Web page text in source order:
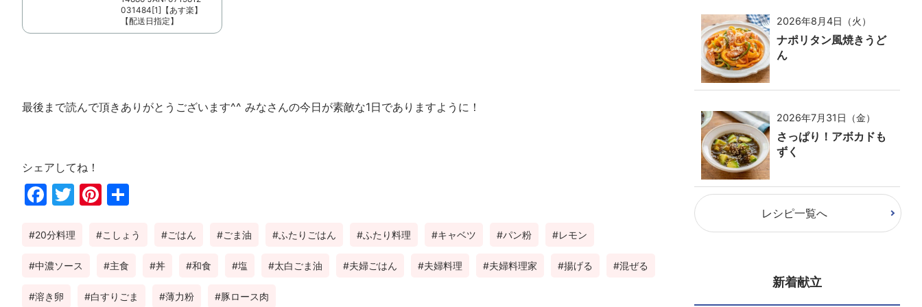
031484[1]【あす楽】
【配送日指定】
最後まで読んで頂きありがとうございます^^ みなさんの今日が素敵な1日でありますように！
シェアしてね！
Fac
ok
Twi
Pin
est
20分料理 こしょう ごはん ごま油 ふたりごはん ふたり料理 キャベツ パン粉 レモン
中濃ソース 主食 丼 和食 塩 太白ごま油 夫婦ごはん 夫婦料理 夫婦料理家 揚げる 混ぜる
溶き卵 白すりごま 薄力粉 豚ロース肉
2026年8月4日（火）
ナポリタン風焼きうど
ん
2026年7月31日（金）
さっぱり！アボカドも
ずく
レシピ一覧へ
新着献立